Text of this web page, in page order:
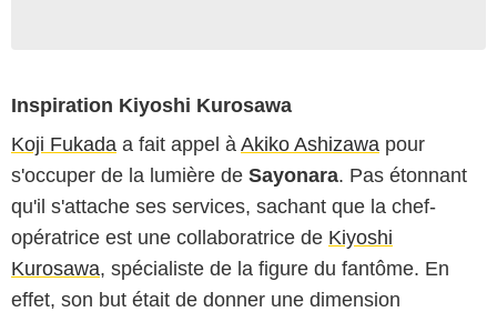
Inspiration Kiyoshi Kurosawa
Koji Fukada a fait appel à Akiko Ashizawa pour
s'occuper de la lumière de Sayonara. Pas étonnant
qu'il s'attache ses services, sachant que la chef-
opératrice est une collaboratrice de Kiyoshi
Kurosawa, spécialiste de la figure du fantôme. En
effet, son but était de donner une dimension